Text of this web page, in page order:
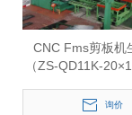
CNC Fms剪板机
（ZS-QD11K-
询价